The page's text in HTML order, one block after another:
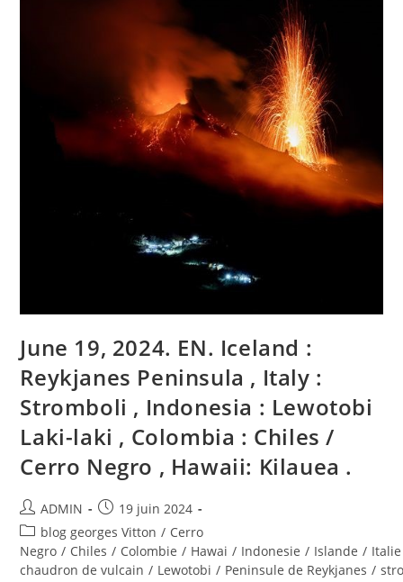
Colombie
Nevado
Ruiz
,
Japon
:
Suwanosejima
,
Kamchatka
:
Bezymianny
June 19, 2024. EN. Iceland :
Reykjanes Peninsula , Italy :
Stromboli , Indonesia : Lewotobi
Laki-laki , Colombia : Chiles /
Cerro Negro , Hawaii: Kilauea .
Auteur/autrice
de
la
publication :
ADMIN
Publication
publiée :
19 juin 2024
Post
category:
blog georges Vitton / Cerro
Negro / Chiles / Colombie / Hawai / Indonesie / Islande / Italie
chaudron de vulcain / Lewotobi / Peninsule de Reykjanes /